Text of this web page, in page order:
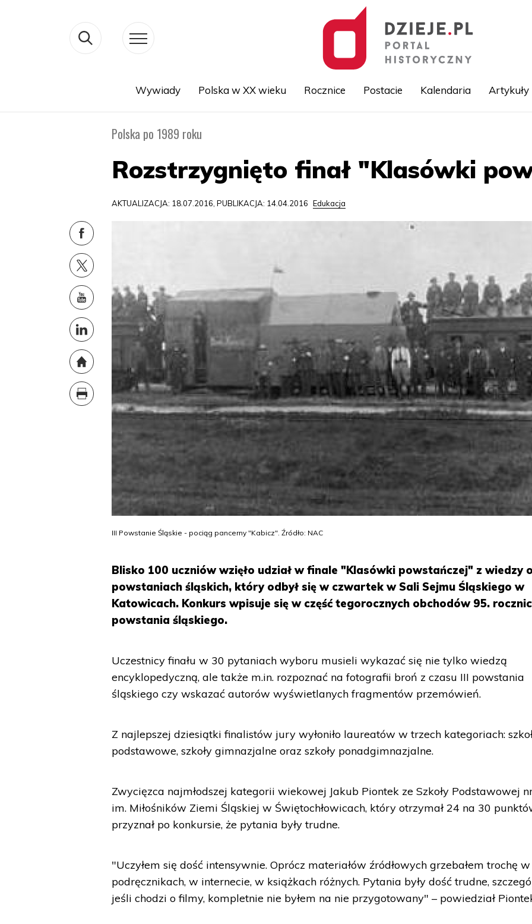
Wywiady Polska w XX wieku Rocznice Postacie Kalendaria Artykuły
Polska po 1989 roku
Rozstrzygnięto finał "Klasówki
AKTUALIZACJA: 18.07.2016, PUBLIKACJA: 14.04.2016 Edukacja
III Powstanie Śląskie - pociąg pancerny "Kabicz". Źródło: NAC
Blisko 100 uczniów wzięło udział w finale "Klasówki powstańczej" z wiedzy o
powstaniach śląskich, który odbył się w czwartek w Sali Sejmu Śląskiego w
Katowicach. Konkurs wpisuje się w część tegorocznych obchodów 95.
powstania śląskiego.
Uczestnicy finału w 30 pytaniach wyboru musieli wykazać się nie tylko wiedzą
encyklopedyczną, ale także m.in. rozpoznać na fotografii broń z czasu III powstania
śląskiego czy wskazać autorów wyświetlanych fragmentów przemówień.
Z najlepszej dziesiątki finalistów jury wyłoniło laureatów w trzech kategoriach:
podstawowe, szkoły gimnazjalne oraz szkoły ponadgimnazjalne.
Zwycięzca najmłodszej kategorii wiekowej Jakub Piontek ze Szkoły Podstawowej
im. Miłośników Ziemi Śląskiej w Świętochłowicach, który otrzymał 24 na 30
przyznał po konkursie, że pytania były trudne.
"Uczyłem się dość intensywnie. Oprócz materiałów źródłowych grzebałem trochę w
podręcznikach, w internecie, w książkach różnych. Pytania były dość trudne,
jeśli chodzi o filmy, kompletnie nie byłem na nie przygotowany" – powiedział